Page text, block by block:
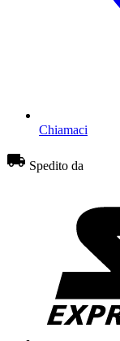
Chiamaci
Spedito da